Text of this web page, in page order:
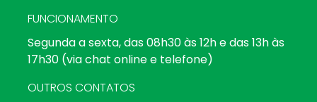
FUNCIONAMENTO
Segunda a sexta, das 08h30 às 12h e das 13h às
17h30 (via chat online e telefone)
OUTROS CONTATOS